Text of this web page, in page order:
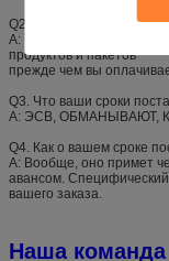
Q2. Что ваши условия
А: Т/Т 30% как депозит,
продуктов и пакетов
прежде чем вы
Q3. Что ваши сроки
А: ЭСВ, ОБМАНЫВАЮТ,
Q4. Как о вашем сроке
А: Вообще, оно примет
авансом. Специфический
вашего заказа.
Наша команда